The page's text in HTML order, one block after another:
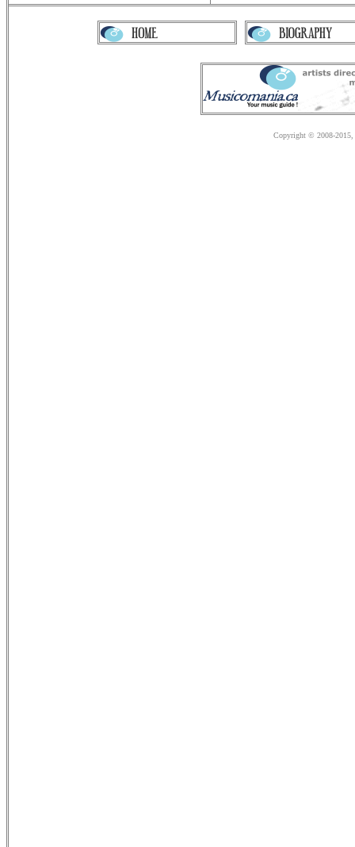
Copyright © 2008-2015,